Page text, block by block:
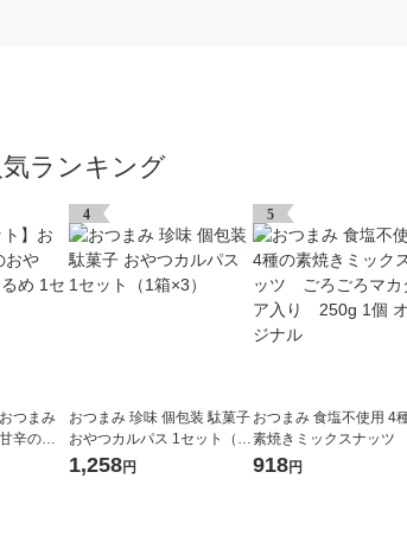
ランキング
つまみ
辛のし
×3）
4
おつまみ 珍味 個包装 駄菓子
おやつカルパス 1セット（1
箱×3）
1,258円
5
おつまみ 食塩不使用 4
素焼きミックスナッツ
ろごろマカダミア入り
918円